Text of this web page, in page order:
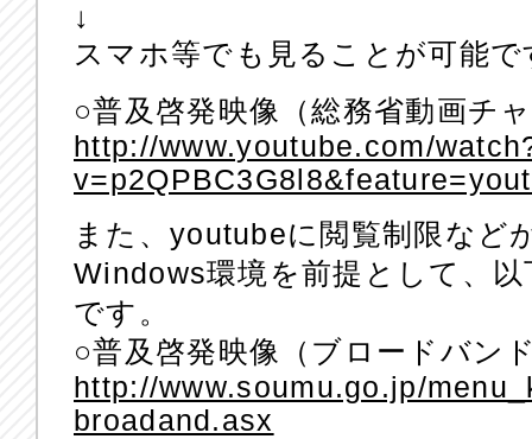
↓
スマホ等でも見ることが可能で
○普及啓発映像（総務省動画チ
http://www.youtube.com/
また、youtubeに閲覧制限など
Windows環境を前提として、
です。
○普及啓発映像（ブロードバン
http://www.soumu.go.jp/
broadand.asx